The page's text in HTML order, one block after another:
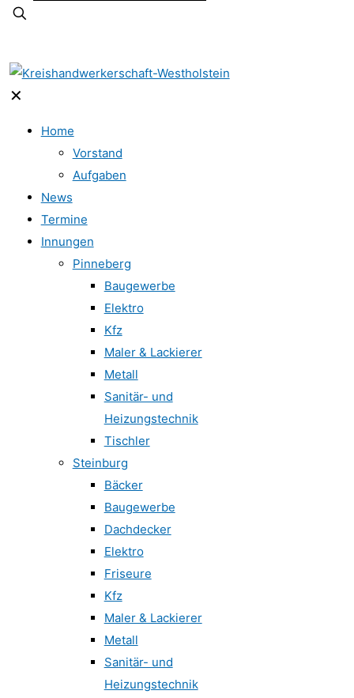
✕
Home
Vorstand
Aufgaben
News
Termine
Innungen
Pinneberg
Baugewerbe
Elektro
Kfz
Maler & Lackierer
Metall
Sanitär- und
Heizungstechnik
Tischler
Steinburg
Bäcker
Baugewerbe
Dachdecker
Elektro
Friseure
Kfz
Maler & Lackierer
Metall
Sanitär- und
Heizungstechnik